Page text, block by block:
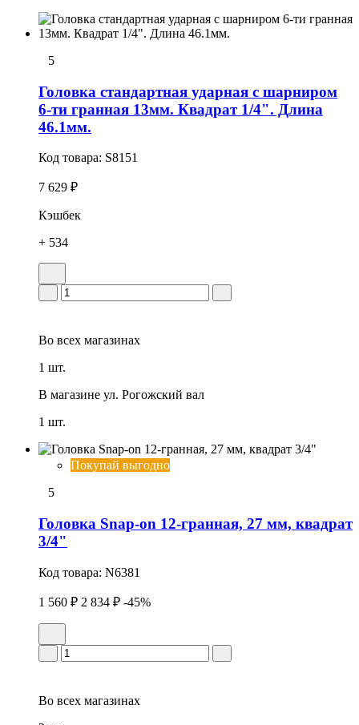
5
Головка стандартная ударная с шарниром
6-ти гранная 13мм. Квадрат 1/4". Длина
46.1мм.
Код товара: S8151
7 629 ₽
Кэшбек
+ 534
Во всех магазинах
1 шт.
В магазине ул. Рогожский вал
1 шт.
Покупай выгодно
5
Головка Snap-on 12-гранная, 27 мм, квадрат
3/4"
Код товара: N6381
1 560 ₽ 2 834 ₽ -45%
Во всех магазинах